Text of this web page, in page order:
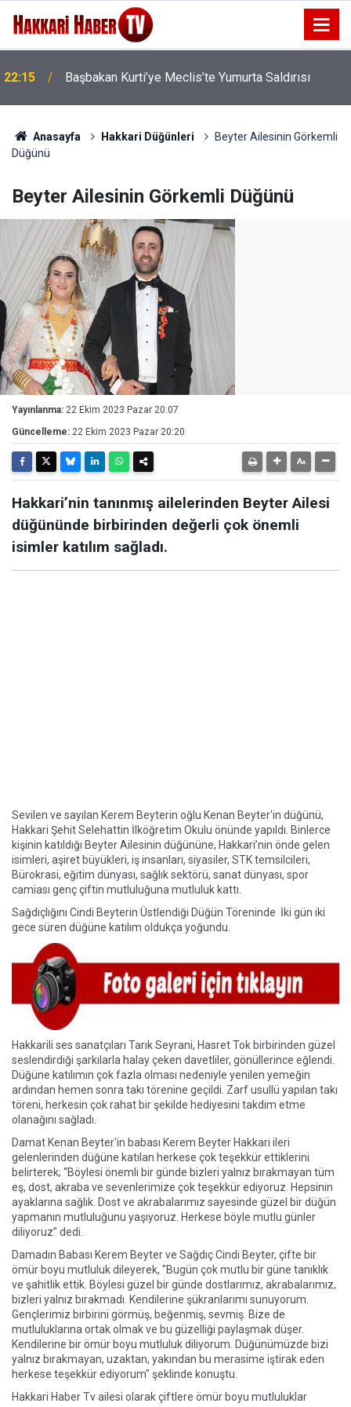
22:15 Başbakan Kurti’ye Meclis’te Yumurta Saldırısı
Anasayfa Hakkari Düğünleri
Beyter Ailesinin Görkemli
Düğünü
Beyter Ailesinin Görkemli Düğünü
Yayınlanma: 22 Ekim 2023 Pazar 20:07
Güncelleme: 22 Ekim 2023 Pazar 20:20
Hakkari’nin tanınmış ailelerinden Beyter Ailesi
düğününde birbirinden değerli çok önemli
isimler katılım sağladı.
Sevilen ve sayılan Kerem Beyterin oğlu Kenan Beyter'in düğünü,
Hakkari Şehit Selehattin İlköğretim Okulu önünde yapıldı. Binlerce
kişinin katıldığı Beyter Ailesinin düğününe, Hakkari’nin önde gelen
isimleri, aşiret büyükleri, iş insanları, siyasiler, STK temsilcileri,
Bürokrasi, eğitim dünyası, sağlık sektörü, sanat dünyası, spor
camiası genç çiftin mutluluğuna mutluluk kattı.
Sağdıçlığını Cindi Beyterin Üstlendiği Düğün Töreninde İki gün iki
gece süren düğüne katılım oldukça yoğundu.
Hakkarili ses sanatçıları Tarık Seyrani, Hasret Tok birbirinden güzel
seslendirdiği şarkılarla halay çeken davetliler, gönüllerince eğlendi.
Düğüne katılımın çok fazla olması nedeniyle yenilen yemeğin
ardından hemen sonra takı törenine geçildi. Zarf usullü yapılan takı
töreni, herkesin çok rahat bir şekilde hediyesini takdim etme
olanağını sağladı.
Damat Kenan Beyter'in babası Kerem Beyter Hakkari ileri
gelenlerinden düğüne katılan herkese çok teşekkür ettiklerini
belirterek; “Böylesi önemli bir günde bizleri yalnız bırakmayan tüm
eş, dost, akraba ve sevenlerimize çok teşekkür ediyoruz. Hepsinin
ayaklarına sağlık. Dost ve akrabalarımız sayesinde güzel bir düğün
yapmanın mutluluğunu yaşıyoruz. Herkese böyle mutlu günler
diliyoruz” dedi.
Damadın Babası Kerem Beyter ve Sağdıç Cindi Beyter, çifte bir
ömür boyu mutluluk dileyerek, "Bugün çok mutlu bir güne tanıklık
ve şahitlik ettik. Böylesi güzel bir günde dostlarımız, akrabalarımız,
bizleri yalnız bırakmadı. Kendilerine şükranlarımı sunuyorum.
Gençlerimiz birbirini görmüş, beğenmiş, sevmiş. Bize de
mutluluklarına ortak olmak ve bu güzelliği paylaşmak düşer.
Kendilerine bir ömür boyu mutluluk diliyorum. Düğünümüzde bizi
yalnız bırakmayan, uzaktan, yakından bu merasime iştirak eden
herkese teşekkür ediyorum" şeklinde konuştu.
Hakkari Haber Tv ailesi olarak çiftlere ömür boyu mutluluklar